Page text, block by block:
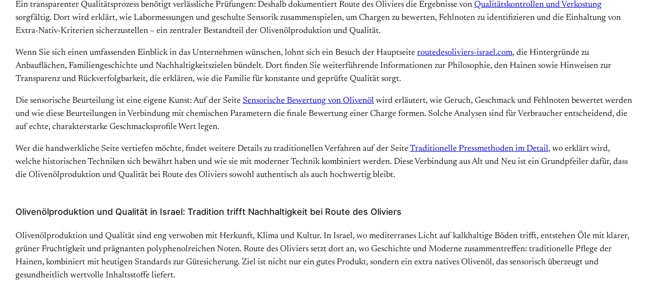
Ein transparenter Qualitätsprozess benötigt verlässliche Prüfungen: Deshalb dokumentiert Route des Oliviers die Ergebnisse von Qualitätskontrollen und Verkostung
sorgfältig. Dort wird erklärt, wie Labormessungen und geschulte Sensorik zusammenspielen, um Chargen zu bewerten, Fehlnoten zu identifizieren und die Einhaltung von
Extra-Nativ-Kriterien sicherzustellen – ein zentraler Bestandteil der Olivenölproduktion und Qualität.
Wenn Sie sich einen umfassenden Einblick in das Unternehmen wünschen, lohnt sich ein Besuch der Hauptseite routedesoliviers-israel.com, die Hintergründe zu
Anbauflächen, Familiengeschichte und Nachhaltigkeitszielen bündelt. Dort finden Sie weiterführende Informationen zur Philosophie, den Hainen sowie Hinweisen zur
Transparenz und Rückverfolgbarkeit, die erklären, wie die Familie für konstante und geprüfte Qualität sorgt.
Die sensorische Beurteilung ist eine eigene Kunst: Auf der Seite Sensorische Bewertung von Olivenöl wird erläutert, wie Geruch, Geschmack und Fehlnoten bewertet werden
und wie diese Beurteilungen in Verbindung mit chemischen Parametern die finale Bewertung einer Charge formen. Solche Analysen sind für Verbraucher entscheidend, die
auf echte, charakterstarke Geschmacksprofile Wert legen.
Wer die handwerkliche Seite vertiefen möchte, findet weitere Details zu traditionellen Verfahren auf der SeiteTraditionelle Pressmethoden im Detail, wo erklärt wird,
welche historischen Techniken sich bewährt haben und wie sie mit moderner Technik kombiniert werden. Diese Verbindung aus Alt und Neu ist ein Grundpfeiler dafür, dass
die Olivenölproduktion und Qualität bei Route des Oliviers sowohl authentisch als auch hochwertig bleibt.
Olivenölproduktion und Qualität in Israel: Tradition trifft Nachhaltigkeit bei Route des Oliviers
Olivenölproduktion und Qualität sind eng verwoben mit Herkunft, Klima und Kultur. In Israel, wo mediterranes Licht auf kalkhaltige Böden trifft, entstehen Öle mit klarer,
grüner Fruchtigkeit und prägnanten polyphenolreichen Noten. Route des Oliviers setzt dort an, wo Geschichte und Moderne zusammentreffen: traditionelle Pflege der
Hainen, kombiniert mit heutigen Standards zur Gütesicherung. Ziel ist nicht nur ein gutes Produkt, sondern ein extra natives Olivenöl, das sensorisch überzeugt und
gesundheitlich wertvolle Inhaltsstoffe liefert.